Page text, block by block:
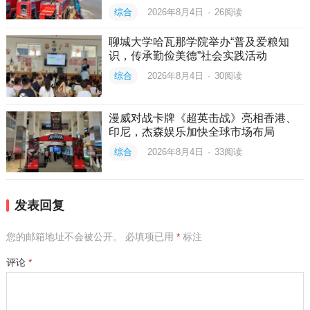
综合 2026年8月4日 · 26阅读
聊城大学哈瓦那学院举办“普及爱粮知
识，传承勤俭美德”社会实践活动
综合 2026年8月4日 · 30阅读
漫威对战卡牌《超英击战》亮相香港、
印尼，杰森娱乐加快全球市场布局
综合 2026年8月4日 · 33阅读
发表回复
您的邮箱地址不会被公开。 必填项已用 *标注
评论 *